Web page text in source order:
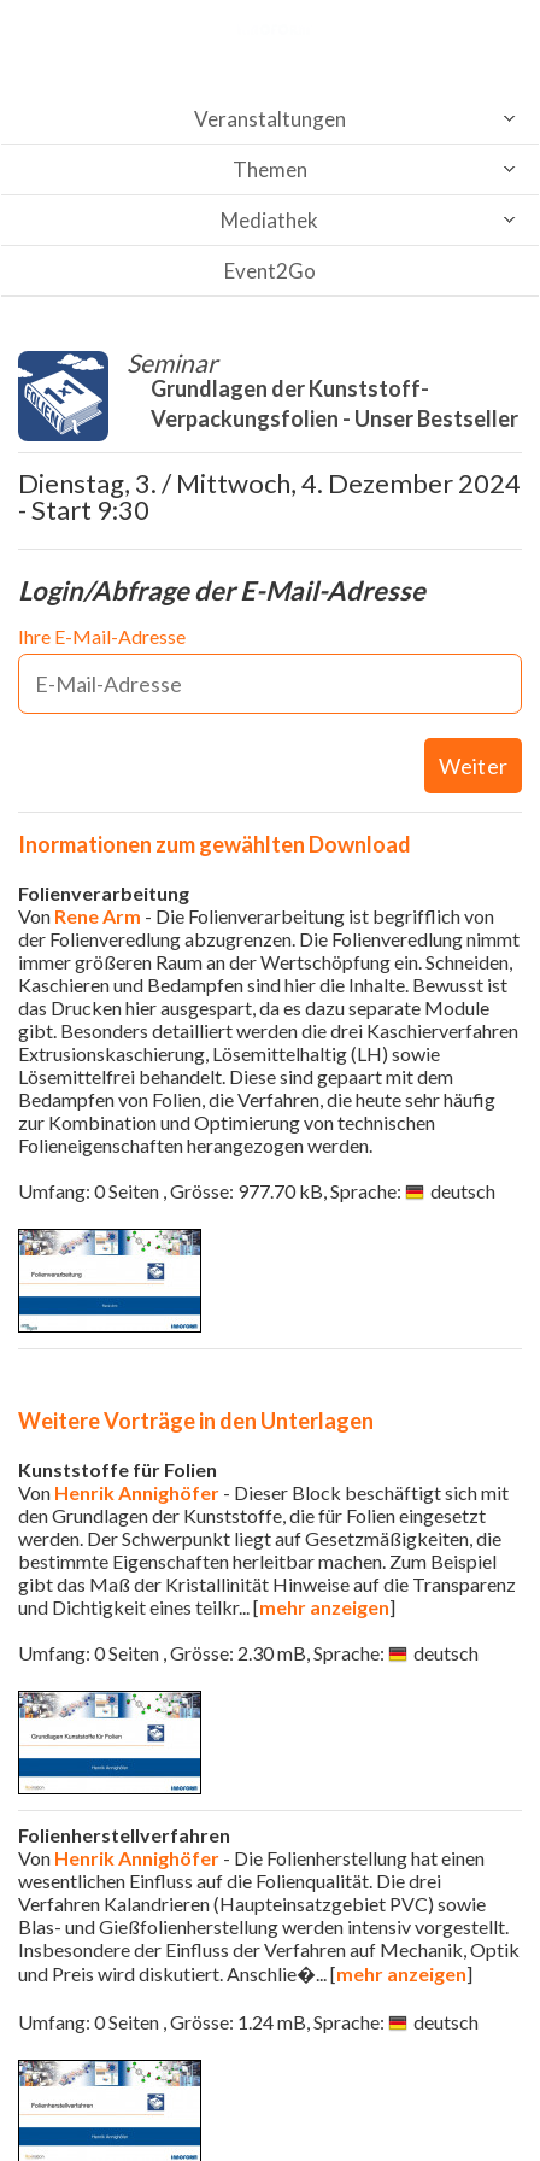
Veranstaltungen
Themen
Mediathek
Event2Go
Seminar
Grundlagen der Kunststoff-
Verpackungsfolien - Unser Bestseller
Dienstag, 3. / Mittwoch, 4. Dezember 2024
- Start 9:30
Login/Abfrage der E-Mail-Adresse
Ihre E-Mail-Adresse
Weiter
Inormationen zum gewählten Download
Folienverarbeitung
Von Rene Arm - Die Folienverarbeitung ist begrifflich von
der Folienveredlung abzugrenzen. Die Folienveredlung nimmt
immer größeren Raum an der Wertschöpfung ein. Schneiden,
Kaschieren und Bedampfen sind hier die Inhalte. Bewusst ist
das Drucken hier ausgespart, da es dazu separate Module
gibt. Besonders detailliert werden die drei Kaschierverfahren
Extrusionskaschierung, Lösemittelhaltig (LH) sowie
Lösemittelfrei behandelt. Diese sind gepaart mit dem
Bedampfen von Folien, die Verfahren, die heute sehr häufig
zur Kombination und Optimierung von technischen
Folieneigenschaften herangezogen werden.
Umfang: 0 Seiten , Grösse: 977.70 kB, Sprache:
deutsch
Weitere Vorträge in den Unterlagen
Kunststoffe für Folien
Von Henrik Annighöfer - Dieser Block beschäftigt sich mit
den Grundlagen der Kunststoffe, die für Folien eingesetzt
werden. Der Schwerpunkt liegt auf Gesetzmäßigkeiten, die
bestimmte Eigenschaften herleitbar machen. Zum Beispiel
gibt das Maß der Kristallinität Hinweise auf die Transparenz
und Dichtigkeit eines teilkr... [mehr anzeigen]
Umfang: 0 Seiten , Grösse: 2.30 mB, Sprache:
deutsch
Folienherstellverfahren
Von Henrik Annighöfer - Die Folienherstellung hat einen
wesentlichen Einfluss auf die Folienqualität. Die drei
Verfahren Kalandrieren (Haupteinsatzgebiet PVC) sowie
Blas- und Gießfolienherstellung werden intensiv vorgestellt.
Insbesondere der Einfluss der Verfahren auf Mechanik, Optik
und Preis wird diskutiert. Anschlie�... [mehr anzeigen]
Umfang: 0 Seiten , Grösse: 1.24 mB, Sprache: deutsch